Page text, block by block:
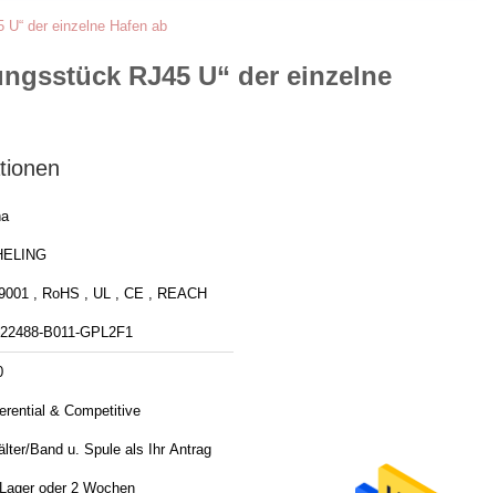
der einzelne Hafen ab
RJ45 U“ der einzelne
, RoHS , UL , CE , REACH
B011-GPL2F1
& Competitive
Band u. Spule als Ihr Antrag
oder 2 Wochen